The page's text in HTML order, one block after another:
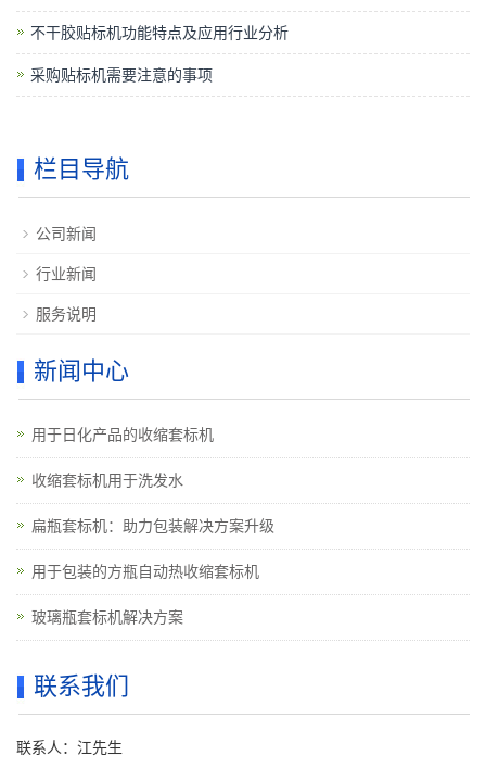
不干胶贴标机功能特点及应用行业分析
采购贴标机需要注意的事项
栏目导航
公司新闻
行业新闻
服务说明
新闻中心
用于日化产品的收缩套标机
收缩套标机用于洗发水
扁瓶套标机：助力包装解决方案升级
用于包装的方瓶自动热收缩套标机
玻璃瓶套标机解决方案
联系我们
联系人：江先生